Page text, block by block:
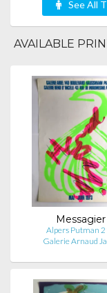
See All
AVAILABLE
Messagier
Alpers Putman
Galerie Arnaud